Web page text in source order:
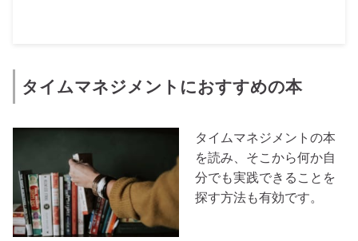
タイムマネジメントにおすすめの本
タイムマネジメントの本
を読み、そこから何か自
分でも実践できることを
探す方法も有効です。